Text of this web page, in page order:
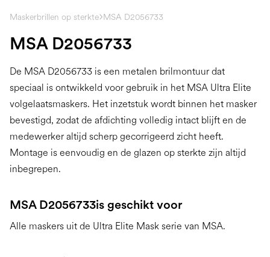
Maskerbrillen op sterkte MSA D2056733
MSA D2056733
De MSA D2056733 is een metalen brilmontuur dat
speciaal is ontwikkeld voor gebruik in het MSA Ultra Elite
volgelaatsmaskers. Het inzetstuk wordt binnen het masker
bevestigd, zodat de afdichting volledig intact blijft en de
medewerker altijd scherp gecorrigeerd zicht heeft.
Montage is eenvoudig en de glazen op sterkte zijn altijd
inbegrepen.
MSA D2056733is geschikt voor
Alle maskers uit de Ultra Elite Mask serie van MSA.